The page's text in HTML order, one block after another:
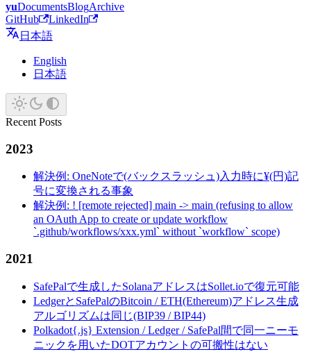
yuDocumentsBlogArchive
GitHub
LinkedIn
日本語
English
日本語
Recent Posts
2023
解決例: OneNoteで(バックスラッシュ)入力時に¥(円)記
号に変換される事象
解決例: ! [remote rejected] main -> main (refusing to allow
an OAuth App to create or update workflow
`.github/workflows/xxx.yml` without `workflow` scope)
2021
SafePalで生成したSolanaアドレスはSollet.ioで復元可能
LedgerとSafePalのBitcoin / ETH(Ethereum)アドレス生成
アルゴリズムは同じ(BIP39 / BIP44)
Polkadot{.js} Extension / Ledger / SafePal間で同一ニーモ
ニックを用いたDOTアカウントの可搬性はない